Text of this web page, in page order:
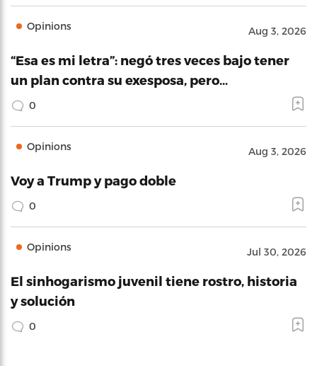
Opinions Aug 3, 2026
“Esa es mi letra”: negó tres veces bajo tener
un plan contra su exesposa, pero…
0
Opinions Aug 3, 2026
Voy a Trump y pago doble
0
Opinions Jul 30, 2026
El sinhogarismo juvenil tiene rostro, historia
y solución
0